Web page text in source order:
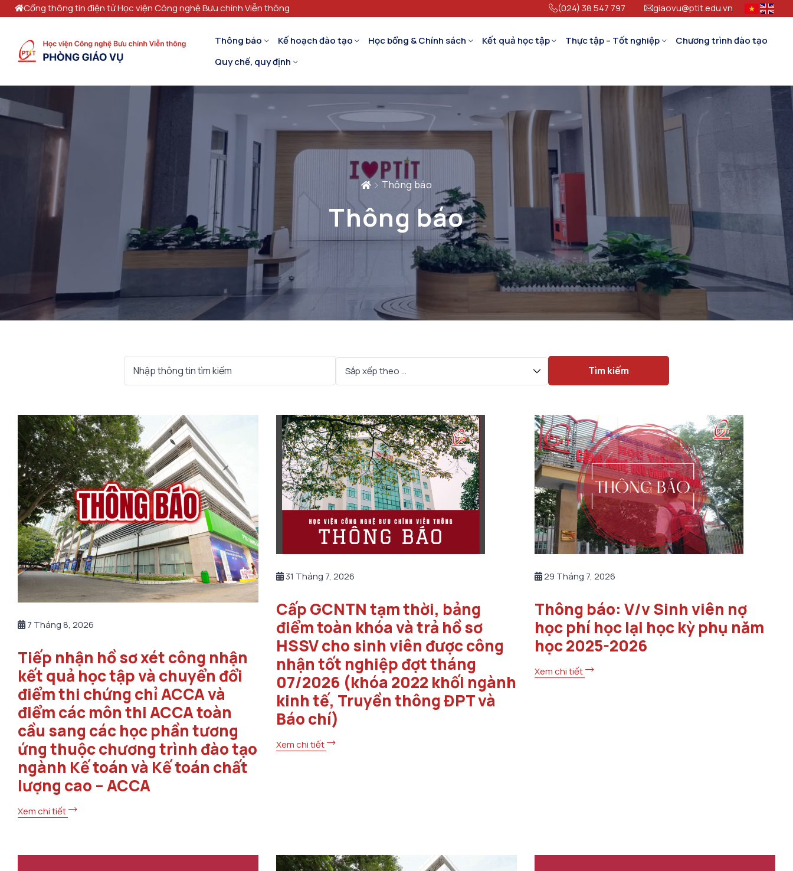
Cổng thông tin điện tử Học viện Công nghệ Bưu chính Viễn thông (024) 38 547 797 giaovu@ptit.edu.vn
Thông báo Kế hoạch đào tạo Học bổng & Chính sách Kết quả học tập Thực tập – Tốt nghiệp
Chương trình đào tạo
Quy chế, quy định
Thông báo
Thông báo
7 Tháng 8, 2026
Tiếp nhận hồ sơ xét công nhận
kết quả học tập và chuyển đổi
điểm thi chứng chỉ ACCA và
điểm các môn thi ACCA toàn
cầu sang các học phần tương
ứng thuộc chương trình đào tạo
ngành Kế toán và Kế toán chất
lượng cao – ACCA
Xem chi tiết
31 Tháng 7, 2026
Cấp GCNTN tạm thời, bảng
điểm toàn khóa và trả hồ sơ
HSSV cho sinh viên được công
nhận tốt nghiệp đợt tháng
07/2026 (khóa 2022 khối ngành
kinh tế, Truyền thông ĐPT và
Báo chí)
Xem chi tiết
29 Tháng 7, 2026
Thông báo: V/v Sinh viên nợ
học phí học lại học kỳ phụ năm
học 2025-2026
Xem chi tiết